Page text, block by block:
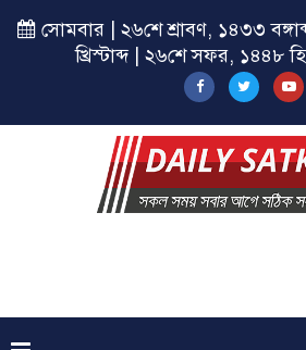
সোমবার | ২৬শে শ্রাবণ, ১৪৩৩
খ্রিস্টাব্দ | ২৬শে সফর, ১৪৪৮